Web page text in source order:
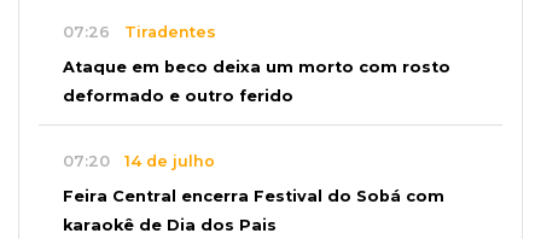
07:26 Tiradentes
Ataque em beco deixa um morto com rosto
deformado e outro ferido
07:20 14 de julho
Feira Central encerra Festival do Sobá com
karaokê de Dia dos Pais